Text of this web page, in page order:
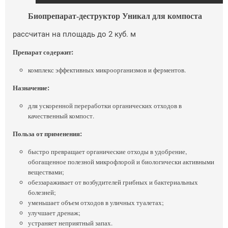
Биопрепарат-деструктор Уникал для компоста
рассчитан на площадь до 2 куб. м
Препарат содержит:
комплекс эффективных микроорганизмов и ферментов.
Назначение:
для ускоренной переработки органических отходов в
качественный компост.
Польза от применения:
быстро превращает органические отходы в удобрение,
обогащенное полезной микрофлорой и биологически активными
веществами;
обеззараживает от возбудителей грибных и бактериальных
болезней;
уменьшает объем отходов в уличных туалетах;
улучшает дренаж;
устраняет неприятный запах.